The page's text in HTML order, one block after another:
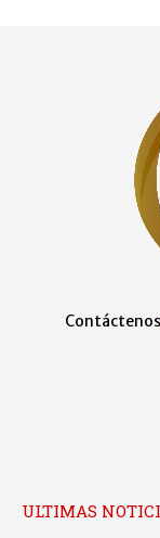
ULTIMAS